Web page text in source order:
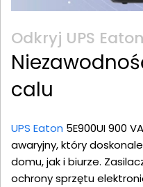
Odkryj UPS
calu
UPS Eaton 5E900UI 900
awaryjny, który
domu, jak i biurze.
ochrony sprzętu